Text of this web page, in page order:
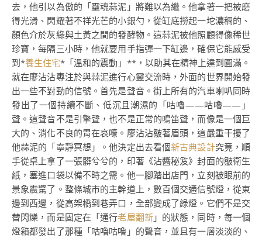
去，他引以為傲的「靈魂蒜泥」將難以為繼。他拿著一把被磨
得光滑、閃耀著不祥光芒的小銀勺，從缸底撈起一坨濃稠的、
顏色介於灰綠與土黃之間的發酵物。這蒜泥被他照顧得像稀世
珍寶，每隔三小時，他就要用手指彈一下缸邊，確保它能感受
到*養生住宅*「溫和的震動」**，以助其在精神上達到圓滿。
就在廖沾沾專注於與蒜泥進行心靈交流時，外面的世界開始發
出一些不對勁的信號。首先是聲音。街上所有的汽車喇叭同時
發出了一個持續不斷、低沉且潮濕的「咕嚕——咕嚕——」
聲。這聲音不是引擎聲，也不是正常的鳴笛聲，而像是一個巨
大的、消化不良的胃在哀嚎。廖沾沾皺著眉頭，這嚴重干擾了
他蒜泥的「寧靜冥想」。他決定出去看個新古典設計究竟，順
手從桌上拿了一張髒兮兮的，印著《沾醬秘笈》封面的皺衛生
紙，塞進口袋以備不時之需。他一腳踏出店門，立刻被眼前的
景象震驚了。整條城市的主幹道上，數百個交通信號燈，從東
邊到西邊，從高架橋到巷弄口，全部變成了綠燈。它們不是交
替閃爍，而是固定在「通行老屋翻新」的狀態，同時，每一個
燈箱都發出了那種「咕嚕咕嚕」的聲音，並且有一層淡淡的、